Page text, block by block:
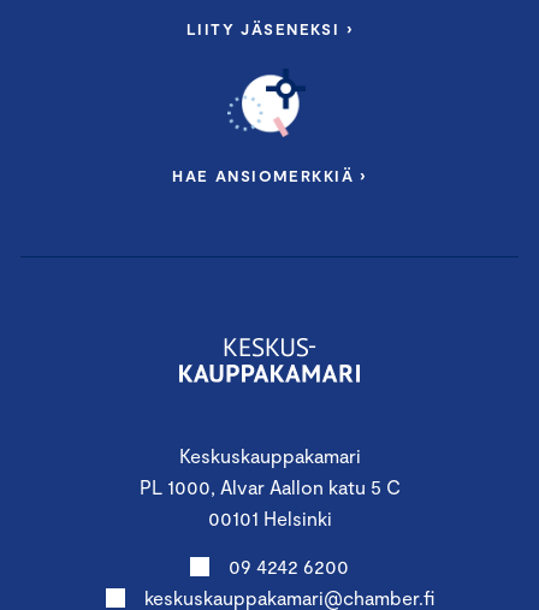
Keskuskauppakamari
PL 1000, Alvar Aallon katu 5 C
00101 Helsinki
09 4242 6200
keskuskauppakamari@chamber.fi
LIITY JÄSENEKSI ›
HAE ANSIOMERKKIÄ ›